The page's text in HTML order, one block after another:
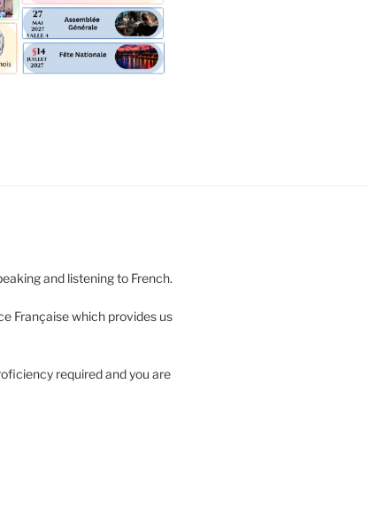
and listening to French.
Française which provides us
required and you are